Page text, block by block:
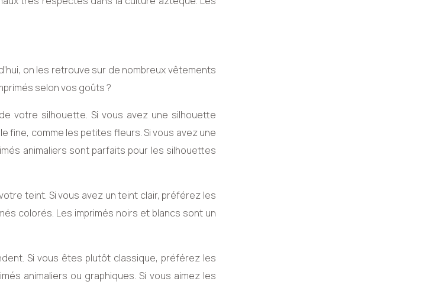
on les retrouve sur de nombreux vêtements
selon vos goûts ?
votre silhouette. Si vous avez une silhouette
fine, comme les petites fleurs. Si vous avez une
animaliers sont parfaits pour les silhouettes
teint. Si vous avez un teint clair, préférez les
colorés. Les imprimés noirs et blancs sont un
Si vous êtes plutôt classique, préférez les
animaliers ou graphiques. Si vous aimez les